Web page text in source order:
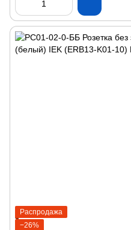
Распродажа
−26%